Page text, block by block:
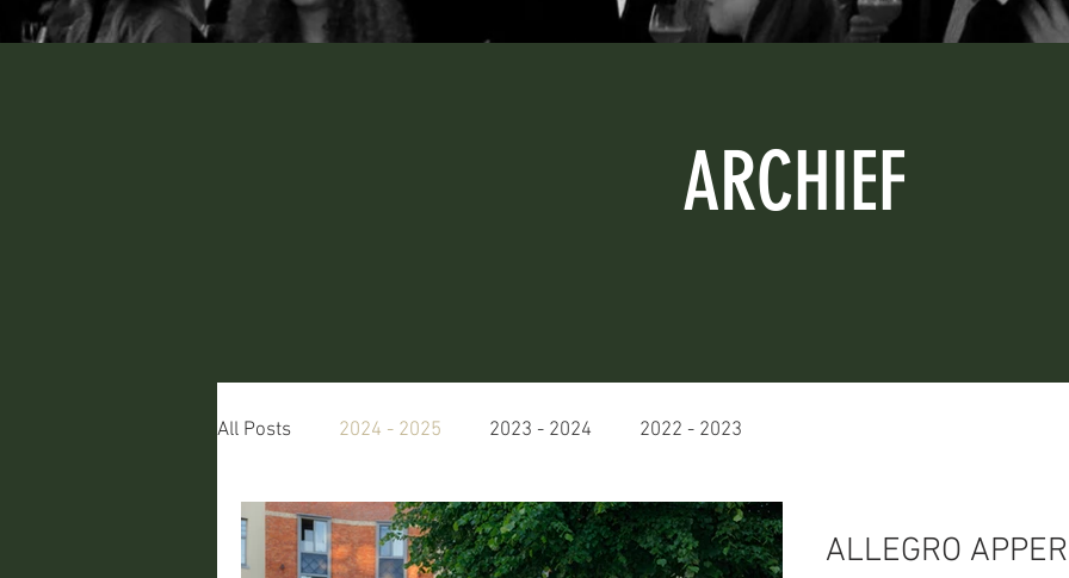
ARCHIEF
All Posts 2024 - 2025 2023 - 2024 2022 - 2023
ALLEGRO